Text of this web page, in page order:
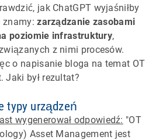
jak ChatGPT wyjaśniłby
znamy:zarządzanie zasobami
poziomie infrastruktury,
z nimi procesów.
o napisanie bloga na temat OT
Jaki był rezultat?
typy urządzeń
wygenerował odpowiedź: "OT
Asset Management jest